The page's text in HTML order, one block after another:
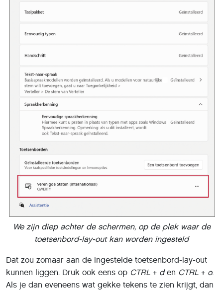
We zijn diep achter de schermen, op de plek waar de
toetsenbord-lay-out kan worden ingesteld
Dat zou zomaar aan de ingestelde toetsenbord-lay-out
kunnen liggen. Druk ook eens op CTRL + den CTRL + o.
Als je dan eveneens wat gekke tekens te zien krijgt, dan